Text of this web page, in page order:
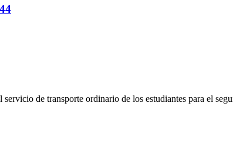
de transporte ordinario de los estudiantes para el